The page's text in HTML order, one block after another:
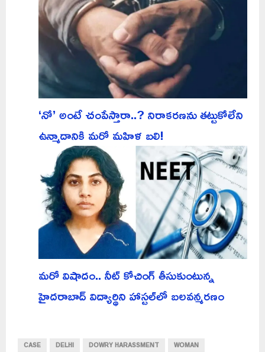
‘నో’ అంటే చంపేస్తారా..? నిరాకరణను తట్టుకోలేని
ఉన్మాదానికి మరో మహిళ బలి!
మరో విషాదం.. నీట్ కోచింగ్ తీసుకుంటున్న
హైదరాబాద్ విద్యార్థిని హాస్టల్‌లో బలవన్మరణం
CASE DELHI DOWRY HARASSMENT WOMAN